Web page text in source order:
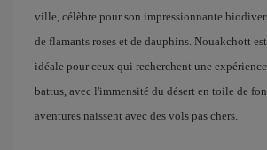
ville, célèbre pour son impressionnante
de flamants roses et de dauphins. Nouakchott
idéale pour ceux qui recherchent une
battus, avec l'immensité du désert en toile de
aventures naissent avec des vols pas chers.